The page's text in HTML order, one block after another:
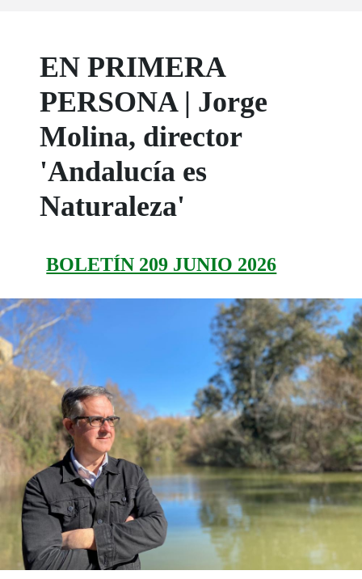
EN PRIMERA
PERSONA | Jorge
Molina, director
'Andalucía es
Naturaleza'
BOLETÍN 209 JUNIO 2026